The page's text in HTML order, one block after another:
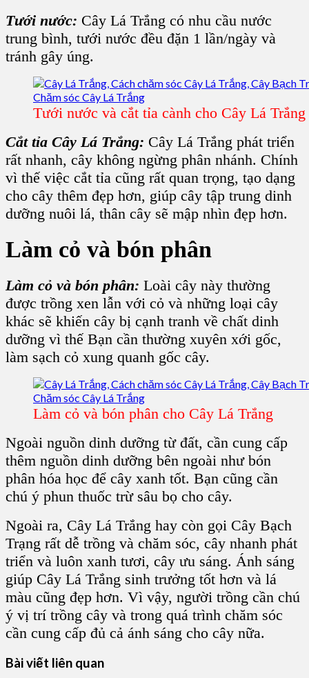
Tưới nước: Cây Lá Trắng có nhu cầu nước
trung bình, tưới nước đều đặn 1 lần/ngày và
tránh gây úng.
Tưới nước và cắt tỉa cành cho Cây Lá Trắng
Cắt tỉa Cây Lá Trắng: Cây Lá Trắng phát triển
rất nhanh, cây không ngừng phân nhánh. Chính
vì thế việc cắt tỉa cũng rất quan trọng, tạo dạng
cho cây thêm đẹp hơn, giúp cây tập trung dinh
dưỡng nuôi lá, thân cây sẽ mập nhìn đẹp hơn.
Làm cỏ và bón phân
Làm cỏ và bón phân: Loài cây này thường
được trồng xen lẫn với cỏ và những loại cây
khác sẽ khiến cây bị cạnh tranh về chất dinh
dưỡng vì thế Bạn cần thường xuyên xới gốc,
làm sạch cỏ xung quanh gốc cây.
Làm cỏ và bón phân cho Cây Lá Trắng
Ngoài nguồn dinh dưỡng từ đất, cần cung cấp
thêm nguồn dinh dưỡng bên ngoài như bón
phân hóa học để cây xanh tốt. Bạn cũng cần
chú ý phun thuốc trừ sâu bọ cho cây.
Ngoài ra, Cây Lá Trắng hay còn gọi Cây Bạch
Trạng rất dễ trồng và chăm sóc, cây nhanh phát
triển và luôn xanh tươi, cây ưu sáng. Ánh sáng
giúp Cây Lá Trắng sinh trưởng tốt hơn và lá
màu cũng đẹp hơn. Vì vậy, người trồng cần chú
ý vị trí trồng cây và trong quá trình chăm sóc
cần cung cấp đủ cả ánh sáng cho cây nữa.
Bài viết liên quan